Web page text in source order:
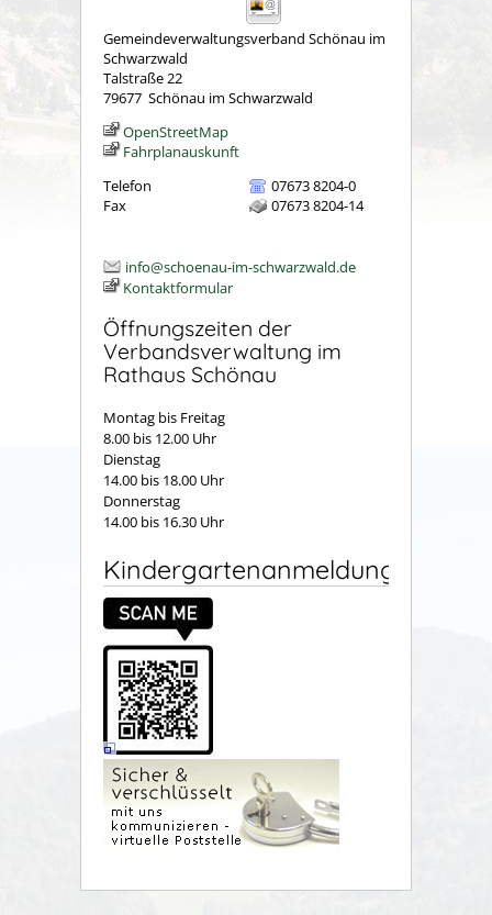
Gemeindeverwaltungsverband Schönau im
Schwarzwald
Talstraße 22
79677 Schönau im Schwarzwald
OpenStreetMap
Fahrplanauskunft
Telefon
07673 8204-0
Fax
07673 8204-14
info@schoenau-im-schwarzwald.de
Kontaktformular
Öffnungszeiten der
Verbandsverwaltung im
Rathaus Schönau
Montag bis Freitag
8.00 bis 12.00 Uhr
Dienstag
14.00 bis 18.00 Uhr
Donnerstag
14.00 bis 16.30 Uhr
Kindergartenanmeldung